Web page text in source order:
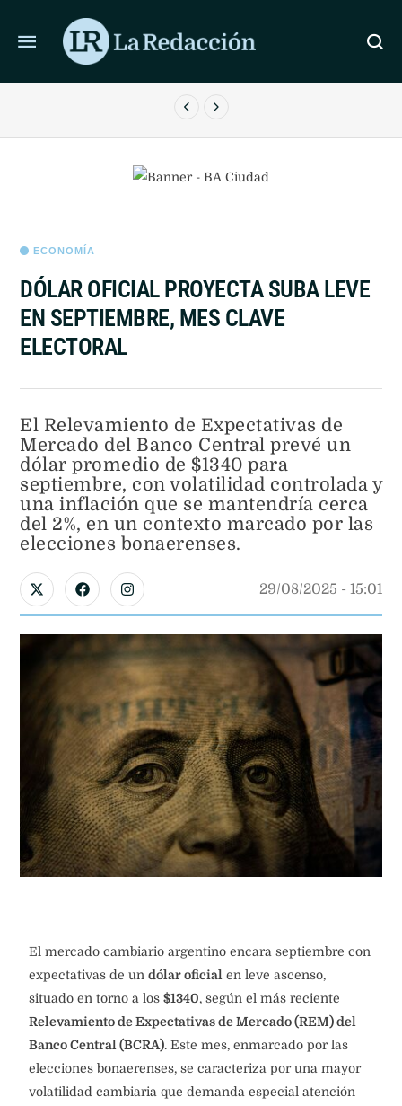
ÚLTIMAS NOTICIAS
EL DESFINANCIAMIENTO INTERNACIONAL IMPULSA UN
ECONOMÍA
DÓLAR OFICIAL PROYECTA SUBA LEVE
EN SEPTIEMBRE, MES CLAVE
ELECTORAL
El Relevamiento de Expectativas de
Mercado del Banco Central prevé un
dólar promedio de $1340 para
septiembre, con volatilidad controlada y
una inflación que se mantendría cerca
del 2%, en un contexto marcado por las
elecciones bonaerenses.
29/08/2025 - 15:01
El mercado cambiario argentino encara septiembre con
expectativas de un dólar oficial en leve ascenso,
situado en torno a los $1340, según el más reciente
Relevamiento de Expectativas de Mercado (REM) del
Banco Central (BCRA). Este mes, enmarcado por las
elecciones bonaerenses, se caracteriza por una mayor
volatilidad cambiaria que demanda especial atención